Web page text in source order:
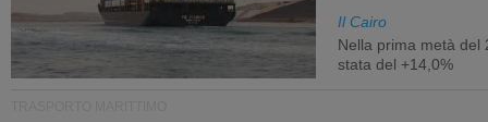
Il Cairo
Nella prima metà del
stata del +14,0%